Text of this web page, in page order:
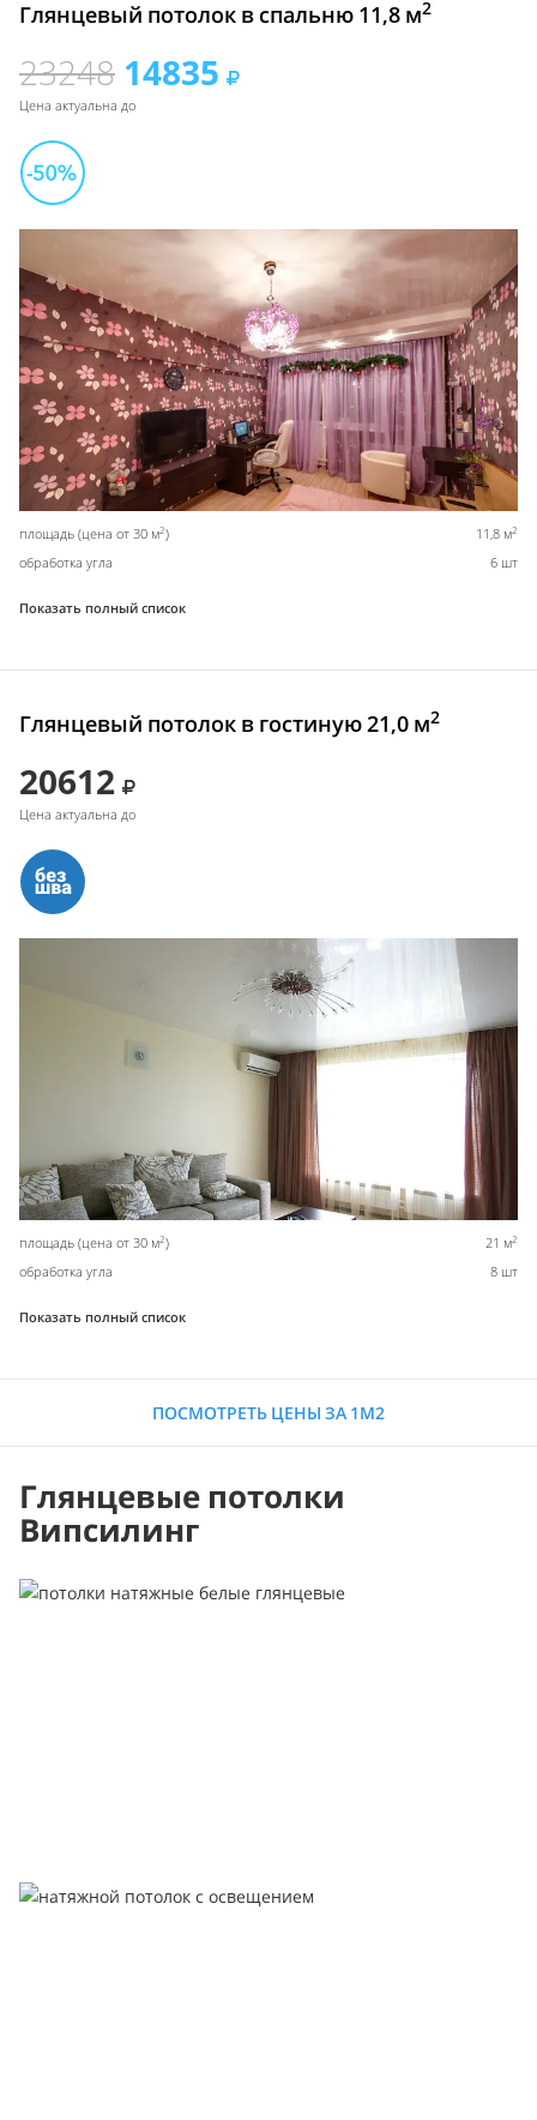
Глянцевый потолок в спальню 11,8 м2
23248 14835
Цена актуальна до
площадь (цена от 30 м2) 11,8 м2
обработка угла 6 шт
Показать полный список
Глянцевый потолок в гостиную 21,0 м2
20612
Цена актуальна до
площадь (цена от 30 м2) 21 м2
обработка угла 8 шт
Показать полный список
ПОСМОТРЕТЬ ЦЕНЫ ЗА 1М2
Глянцевые потолки
Випсилинг